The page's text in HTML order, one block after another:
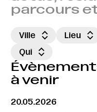
parcours
Ville Lieu
Qui
à venir
20.05.2026